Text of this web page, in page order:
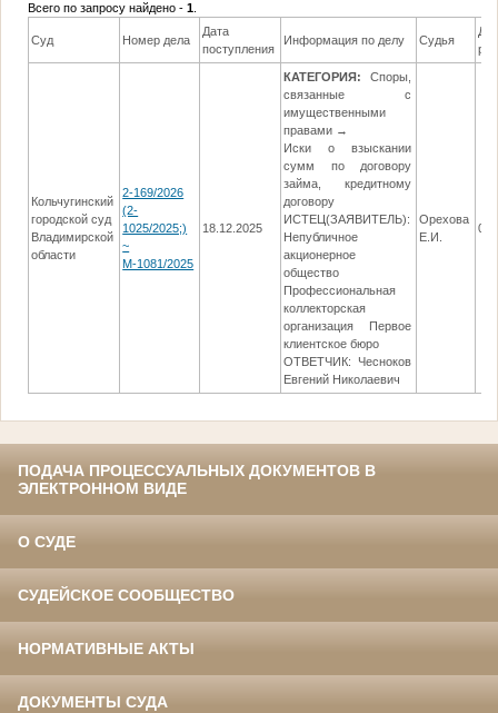
Всего по запросу найдено -1
Суд Номер дела
Дата
поступления
Информация по делу Судья
Кольчугинский
городской суд
Владимирской
области
2-169/2026
(2-
1025/2025;)
~
М-1081/2025
18.12.2025
КАТЕГОРИЯ:
Споры,
связанные с
имущественными
правами →
Иски о взыскании
сумм по договору
займа, кредитному
договору
ИСТЕЦ(ЗАЯВИТЕЛЬ):
Непубличное
акционерное
общество
Профессиональная
коллекторская
организация Первое
клиентское бюро
ОТВЕТЧИК: Чесноков
Евгений Николаевич
Орехова
Е.И.
ПОДАЧА ПРОЦЕССУАЛЬНЫХ ДОКУМЕНТОВ В
ЭЛЕКТРОННОМ ВИДЕ
О СУДЕ
СУДЕЙСКОЕ СООБЩЕСТВО
НОРМАТИВНЫЕ АКТЫ
ДОКУМЕНТЫ СУДА